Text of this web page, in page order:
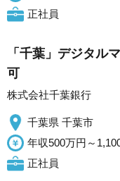
正社員
「千葉」デジタル
可
株式会社千葉銀行
千葉県 千葉市
年収500万円～
正社員